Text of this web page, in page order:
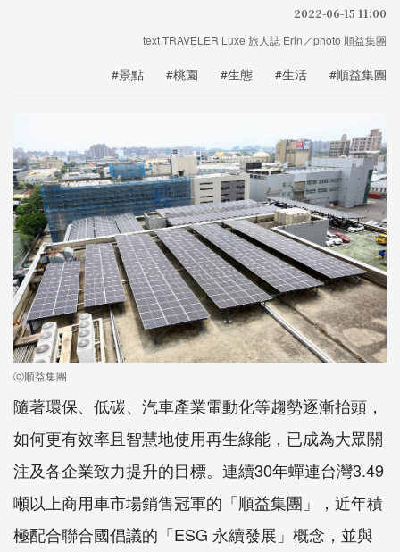
2022-06-15 11:00
text TRAVELER Luxe 旅人誌 Erin／photo 順益集團
#景點 #桃園 #生態 #生活 #順益集團
ⓒ順益集團
隨著環保、低碳、汽車產業電動化等趨勢逐漸抬頭，
如何更有效率且智慧地使用再生綠能，已成為大眾關
注及各企業致力提升的目標。連續30年蟬連台灣3.49
噸以上商用車市場銷售冠軍的「順益集團」，近年積
極配合聯合國倡議的「ESG 永續發展」概念，並與